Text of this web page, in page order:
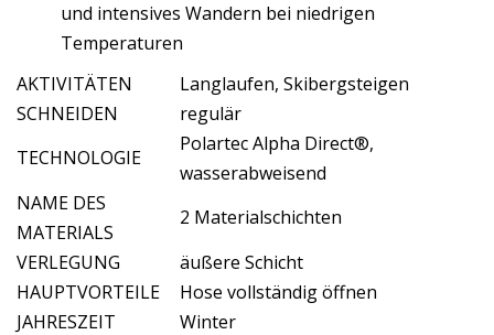
und intensives Wandern bei niedrigen
Temperaturen
AKTIVITÄTEN
Langlaufen, Skibergsteigen
SCHNEIDEN
regulär
TECHNOLOGIE
Polartec Alpha Direct®,
wasserabweisend
NAME DES
MATERIALS
2 Materialschichten
VERLEGUNG
äußere Schicht
HAUPTVORTEILE
Hose vollständig öffnen
JAHRESZEIT
Winter